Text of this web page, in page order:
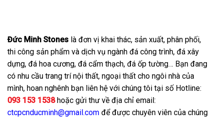
Đức Minh Stones là đơn vị khai thác, sản xuất, phân phối,
thi công sản phẩm và dịch vụ ngành đá công trình, đá xây
dựng, đá hoa cương, đá cẩm thạch, đá ốp tường… Bạn đang
có nhu cầu trang trí nội thất, ngoại thất cho ngôi nhà của
mình, hoan nghênh bạn liên hệ với chúng tôi tại số Hotline:
093 153 1538hoặc gửi thư về địa chỉ email:
ctcpcnducminh@gmail.com để được chuyên viên của chúng